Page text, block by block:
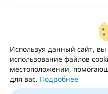
Используя данный сайт, вы
использование файлов
местоположении,
для вас. Подробнее